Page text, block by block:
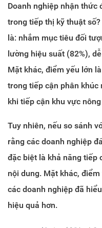
Doanh nghiệp nhận thức
trong tiếp thị kỹ thuật
là: nhắm mục tiêu đối
lường hiệu suất (82%),
Mặt khác, điểm yếu lớn
trong tiếp cận phân khúc
khi tiếp cận khu vực
Tuy nhiên, nếu so sánh
rằng các doanh nghiệp
đặc biệt là khả năng tiếp
nội dung. Mặt khác,
các doanh nghiệp đã
hiệu quả hơn.